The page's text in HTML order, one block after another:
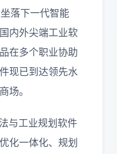
落下一代智能
内外尖端工业软
在多个职业协助
现已到达领先水
场。
与工业规划软件
化一体化、规划